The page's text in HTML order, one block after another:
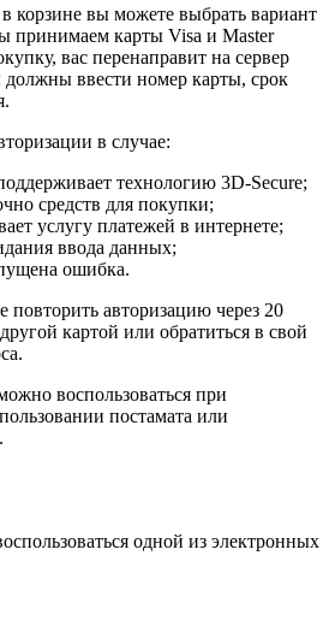
корзине вы можете выбрать вариант
принимаем карты Visa и Master
вас перенаправит на сервер
ввести номер карты, срок
в случае:
технологию 3D-Secure;
средств для покупки;
услугу платежей в интернете;
ввода данных;
ошибка.
повторить авторизацию через 20
картой или обратиться в свой
воспользоваться при
постамата или
одной из электронных